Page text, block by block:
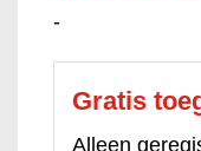
-
Gratis
Alleen